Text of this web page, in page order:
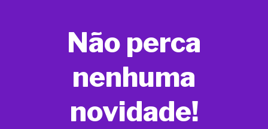
Não perca
nenhuma
novidade!